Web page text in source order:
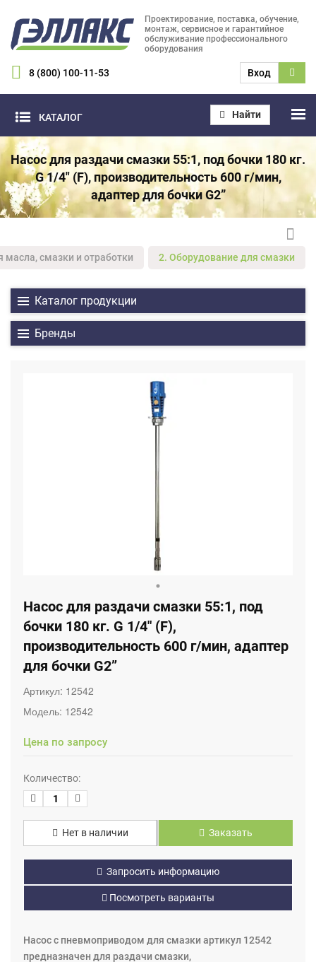
Проектирование, поставка, обучение,
монтаж, сервисное и гарантийное
обслуживание профессионального
оборудования
8 (800) 100-11-53 Вход
КАТАЛОГ Найти
Насос для раздачи смазки 55:1, под бочки 180 кг.
G 1/4" (F), производительность 600 г/мин,
адаптер для бочки G2”
смазки и отработки 2. Оборудование для смазки
Каталог продукции
Бренды
Насос для раздачи смазки 55:1, под
бочки 180 кг. G 1/4" (F),
производительность 600 г/мин, адаптер
для бочки G2”
Артикул: 12542
Модель: 12542
Цена по запросу
Количество:
Нет в наличии Заказать
Запросить информацию
Посмотреть варианты
Насос с пневмоприводом для смазки артикул 12542
предназначен для раздачи смазки,